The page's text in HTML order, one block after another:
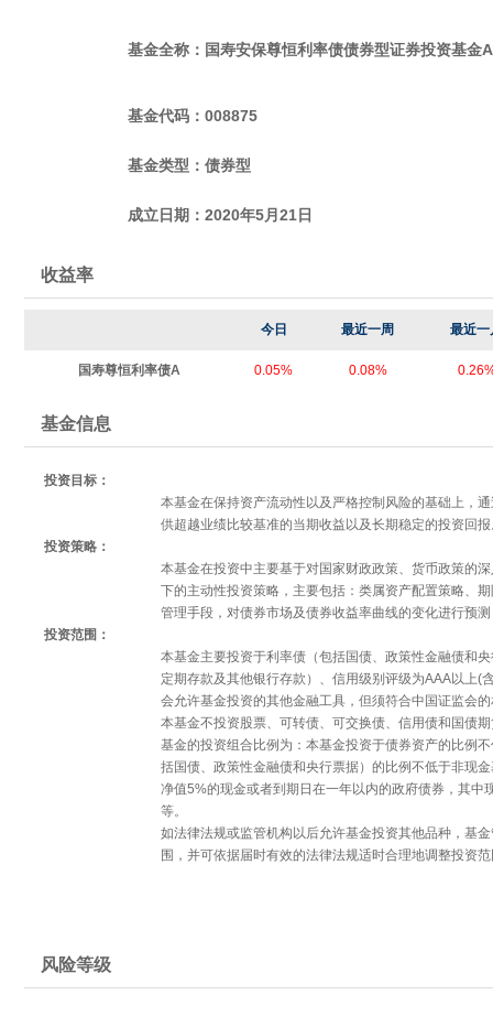
基金全称：国寿安保尊恒利率债债券型证券投资基金A
基金代码：008875
基金类型：债券型
成立日期：2020年5月21日
收益率
今日 最近一周 最近一
国寿尊恒利率债A 0.05% 0.08%
基金信息
投资目标：
本基金在保持资产流动性以及严格控制风险的基础上，
供超越业绩比较基准的当期收益以及长期稳定的投资回
投资策略：
本基金在投资中主要基于对国家财政政策、货币政策的
下的主动性投资策略，主要包括：类属资产配置策略、
管理手段，对债券市场及债券收益率曲线的变化进行预
投资范围：
本基金主要投资于利率债（包括国债、政策性金融债和
定期存款及其他银行存款）、信用级别评级为AAA以上(
会允许基金投资的其他金融工具，但须符合中国证监会
本基金不投资股票、可转债、可交换债、信用债和国债
基金的投资组合比例为：本基金投资于债券资产的比例
括国债、政策性金融债和央行票据）的比例不低于非现
净值5%的现金或者到期日在一年以内的政府债券，其
等。
如法律法规或监管机构以后允许基金投资其他品种，基
围，并可依据届时有效的法律法规适时合理地调整投资
风险等级